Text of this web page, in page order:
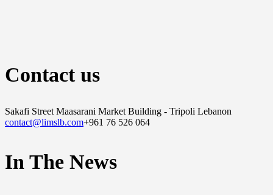
Contact us
Sakafi Street Maasarani Market Building - Tripoli Lebanon
contact@limslb.com+961 76 526 064
In The News